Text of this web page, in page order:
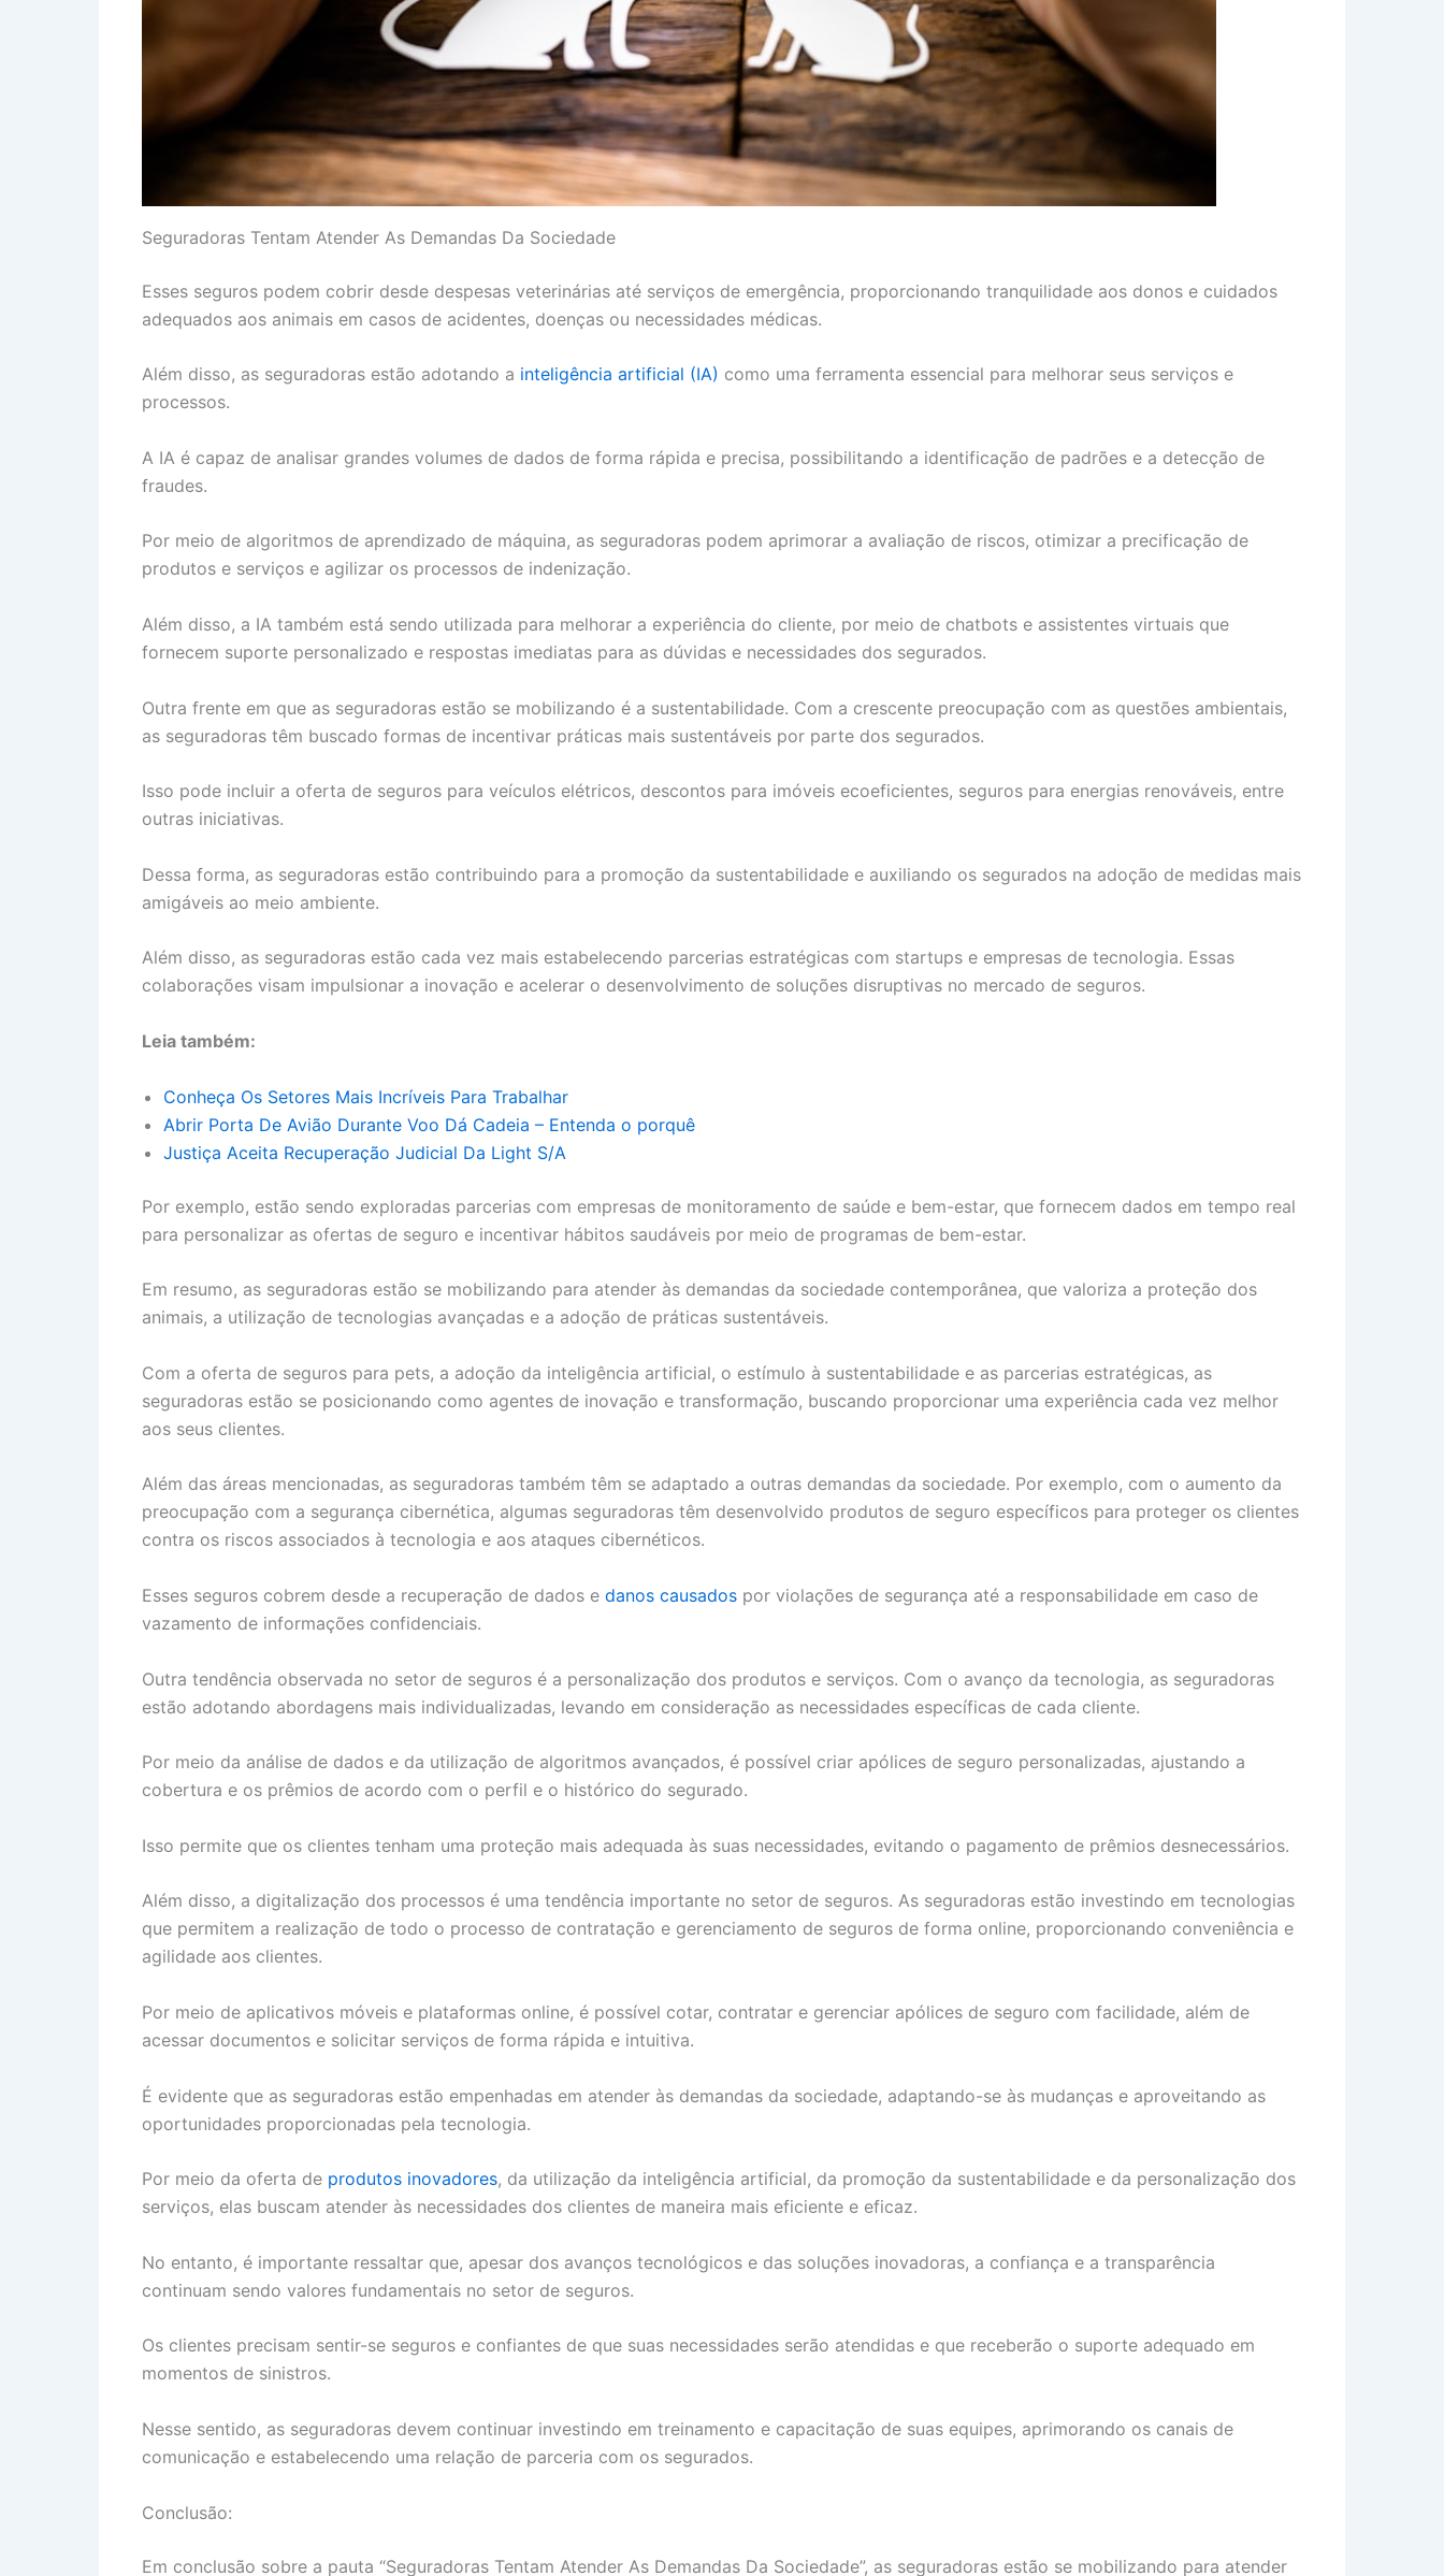
Seguradoras Tentam Atender As Demandas Da Sociedade
Esses seguros podem cobrir desde despesas veterinárias até serviços de emergência, proporcionando tranquilidade aos donos e cuidados
adequados aos animais em casos de acidentes, doenças ou necessidades médicas.
Além disso, as seguradoras estão adotando a inteligência artificial (IA) como uma ferramenta essencial para melhorar seus serviços e
processos.
A IA é capaz de analisar grandes volumes de dados de forma rápida e precisa, possibilitando a identificação de padrões e a detecção de
fraudes.
Por meio de algoritmos de aprendizado de máquina, as seguradoras podem aprimorar a avaliação de riscos, otimizar a precificação de
produtos e serviços e agilizar os processos de indenização.
Além disso, a IA também está sendo utilizada para melhorar a experiência do cliente, por meio de chatbots e assistentes virtuais que
fornecem suporte personalizado e respostas imediatas para as dúvidas e necessidades dos segurados.
Outra frente em que as seguradoras estão se mobilizando é a sustentabilidade. Com a crescente preocupação com as questões ambientais,
as seguradoras têm buscado formas de incentivar práticas mais sustentáveis por parte dos segurados.
Isso pode incluir a oferta de seguros para veículos elétricos, descontos para imóveis ecoeficientes, seguros para energias renováveis, entre
outras iniciativas.
Dessa forma, as seguradoras estão contribuindo para a promoção da sustentabilidade e auxiliando os segurados na adoção de medidas mais
amigáveis ao meio ambiente.
Além disso, as seguradoras estão cada vez mais estabelecendo parcerias estratégicas com startups e empresas de tecnologia. Essas
colaborações visam impulsionar a inovação e acelerar o desenvolvimento de soluções disruptivas no mercado de seguros.
Leia também:
Conheça Os Setores Mais Incríveis Para Trabalhar
Abrir Porta De Avião Durante Voo Dá Cadeia – Entenda o porquê
Justiça Aceita Recuperação Judicial Da Light S/A
Por exemplo, estão sendo exploradas parcerias com empresas de monitoramento de saúde e bem-estar, que fornecem dados em tempo real
para personalizar as ofertas de seguro e incentivar hábitos saudáveis por meio de programas de bem-estar.
Em resumo, as seguradoras estão se mobilizando para atender às demandas da sociedade contemporânea, que valoriza a proteção dos
animais, a utilização de tecnologias avançadas e a adoção de práticas sustentáveis.
Com a oferta de seguros para pets, a adoção da inteligência artificial, o estímulo à sustentabilidade e as parcerias estratégicas, as
seguradoras estão se posicionando como agentes de inovação e transformação, buscando proporcionar uma experiência cada vez melhor
aos seus clientes.
Além das áreas mencionadas, as seguradoras também têm se adaptado a outras demandas da sociedade. Por exemplo, com o aumento da
preocupação com a segurança cibernética, algumas seguradoras têm desenvolvido produtos de seguro específicos para proteger os clientes
contra os riscos associados à tecnologia e aos ataques cibernéticos.
Esses seguros cobrem desde a recuperação de dados e danos causados por violações de segurança até a responsabilidade em caso de
vazamento de informações confidenciais.
Outra tendência observada no setor de seguros é a personalização dos produtos e serviços. Com o avanço da tecnologia, as seguradoras
estão adotando abordagens mais individualizadas, levando em consideração as necessidades específicas de cada cliente.
Por meio da análise de dados e da utilização de algoritmos avançados, é possível criar apólices de seguro personalizadas, ajustando a
cobertura e os prêmios de acordo com o perfil e o histórico do segurado.
Isso permite que os clientes tenham uma proteção mais adequada às suas necessidades, evitando o pagamento de prêmios desnecessários.
Além disso, a digitalização dos processos é uma tendência importante no setor de seguros. As seguradoras estão investindo em tecnologias
que permitem a realização de todo o processo de contratação e gerenciamento de seguros de forma online, proporcionando conveniência e
agilidade aos clientes.
Por meio de aplicativos móveis e plataformas online, é possível cotar, contratar e gerenciar apólices de seguro com facilidade, além de
acessar documentos e solicitar serviços de forma rápida e intuitiva.
É evidente que as seguradoras estão empenhadas em atender às demandas da sociedade, adaptando-se às mudanças e aproveitando as
oportunidades proporcionadas pela tecnologia.
Por meio da oferta de produtos inovadores, da utilização da inteligência artificial, da promoção da sustentabilidade e da personalização dos
serviços, elas buscam atender às necessidades dos clientes de maneira mais eficiente e eficaz.
No entanto, é importante ressaltar que, apesar dos avanços tecnológicos e das soluções inovadoras, a confiança e a transparência
continuam sendo valores fundamentais no setor de seguros.
Os clientes precisam sentir-se seguros e confiantes de que suas necessidades serão atendidas e que receberão o suporte adequado em
momentos de sinistros.
Nesse sentido, as seguradoras devem continuar investindo em treinamento e capacitação de suas equipes, aprimorando os canais de
comunicação e estabelecendo uma relação de parceria com os segurados.
Conclusão:
Em conclusão sobre a pauta “Seguradoras Tentam Atender As Demandas Da Sociedade”, as seguradoras estão se mobilizando para atender